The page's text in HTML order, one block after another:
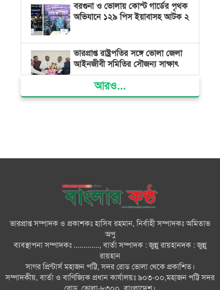
বরগুনা ও ভোলায় কোস্ট গার্ডের পৃথক
অভিযানে ১২৯ পিস ইয়াবাসহ আটক ২
ভারপ্রাপ্ত রাষ্ট্রপতির সঙ্গে ভোলা জেলা
আইনজীবী সমিতির সৌজন্য সাক্ষাৎ
দৌলতখানে জমি বিরোধে পরিবারকে
বিষ দিয়ে মাছ ধরায় ৩ জেলে আটক
তজুমদ্দিনে চর মোজাম্মেলে চাঁদাবাজি
ও রাজনৈতিক চক্রান্তের অপচেষ্টার
বিরুদ্ধে সংবাদ সম্মেলন
সবার সম্মিলিত প্রচেষ্টায় সুন্দর
বাংলাদেশ গড়তে চাই: প্রধানমন্ত্রী
চিকিৎসক সমাজের পেশাগত
উৎকর্ষতার উজ্জ্বল দৃষ্টান্ত ড্যাব: ডা.
আরও...
ভারপ্রাপ্ত সম্পাদক ও প্রকাশকঃ হাসিব রহমান, নির্বাহী সম্পাদকঃ অমিতাভ
অপু
ব্যবস্থাপনা সম্পাদকঃ ............., বার্তা সম্পাদক : জুন্নু রায়হানদক : জুন্নু
রায়হান
সাগর প্রিন্টার্স মহাজন পট্টি, সদর রোড ভোলা থেকে প্রকাশিত।
সম্পাদকীয়, বার্তা ও বাণিজ্যিক প্রধান কার্যালয়ঃ ৯০৩-০০,মহাজন পট্টি সদর